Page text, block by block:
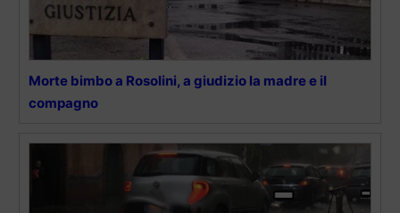
Morte bimbo a Rosolini, a giudizio la madre e il
compagno